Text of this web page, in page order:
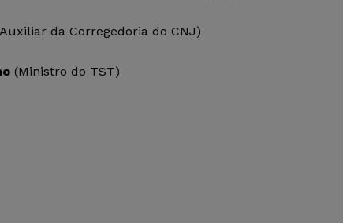
da Corregedoria do CNJ)
(Ministro do TST)